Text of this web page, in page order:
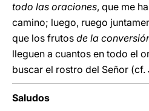
todo las oraciones, que me
camino; luego, ruego
que los frutos de la
lleguen a cuantos en todo el
buscar el rostro del Señor (cf.
Saludos